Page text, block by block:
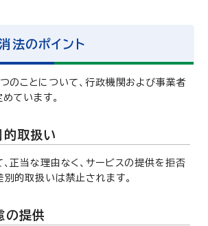
法のポイント
のことについて、行政機関および事業者
ています。
取扱い
正当な理由なく、サービスの提供を拒否
的取扱いは禁止されます。
の提供